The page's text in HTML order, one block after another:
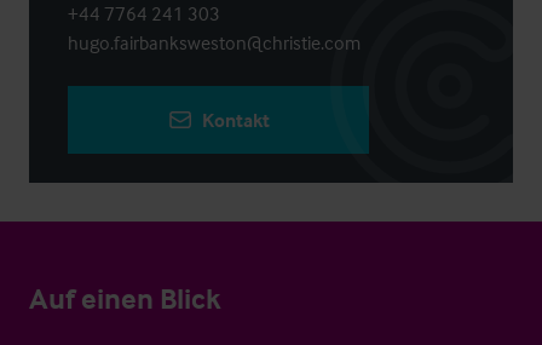
+44 7764 241 303
hugo.fairbanksweston@christie.com
Kontakt
Auf einen Blick